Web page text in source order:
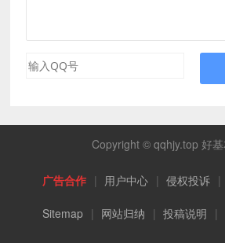
Copyright © qqhjy.top 好
广告合作 | 用户中心 | 侵权投诉 |
Sitemap | 网站归纳 | 投稿说明 |